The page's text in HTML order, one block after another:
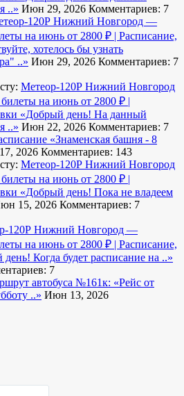
..» Июн 29, 2026 Комментариев: 7
120Р Нижний Новгород —
на июнь от 2800 ₽ | Расписание,
хотелось бы узнать
..» Июн 29, 2026 Комментариев: 7
Метеор-120Р Нижний Новгород
на июнь от 2800 ₽ |
«Добрый день! На данный
..» Июн 22, 2026 Комментариев: 7
«Знаменская башня - 8
2026 Комментариев: 143
Метеор-120Р Нижний Новгород
на июнь от 2800 ₽ |
«Добрый день! Пока не владеем
15, 2026 Комментариев: 7
120Р Нижний Новгород —
на июнь от 2800 ₽ | Расписание,
Когда будет расписание на ..»
7
автобуса №161к: «Рейс от
..» Июн 13, 2026